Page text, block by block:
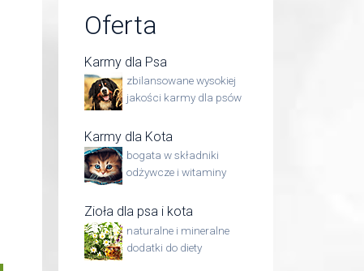
Oferta
Karmy dla Psa
zbilansowane wysokiej
jakości karmy dla psów
Karmy dla Kota
bogata w składniki
odżywcze i witaminy
Zioła dla psa i kota
naturalne i mineralne
dodatki do diety